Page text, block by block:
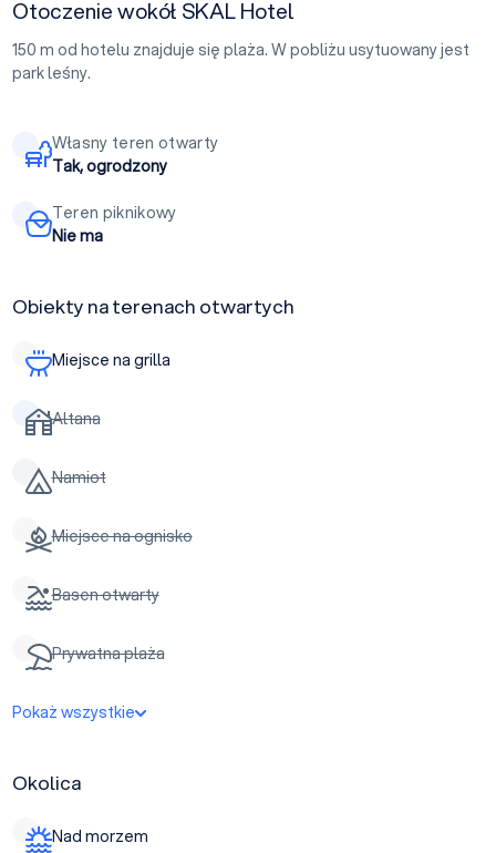
Otoczenie wokół SKAL Hotel
150 m od hotelu znajduje się plaża. W pobliżu usytuowany jest
park leśny.
Własny teren otwarty
Tak, ogrodzony
Teren piknikowy
Nie ma
Obiekty na terenach otwartych
Miejsce na grilla
Altana
Namiot
Miejsce na ognisko
Basen otwarty
Prywatna plaża
Pokaż wszystkie
Okolica
Nad morzem